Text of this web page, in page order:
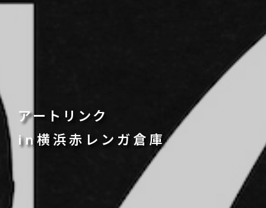
アートリンク
in横浜赤レンガ倉庫